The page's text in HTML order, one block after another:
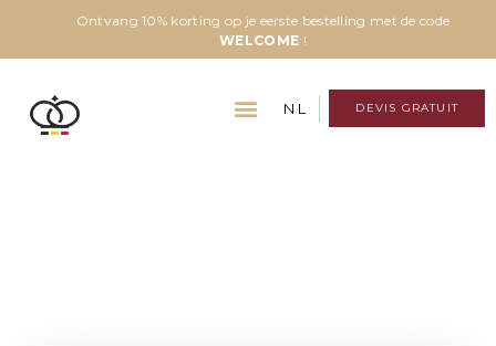
Ontvang 10% korting op je eerste bestelling met de code
WELCOME !
NL DEVIS GRATUIT